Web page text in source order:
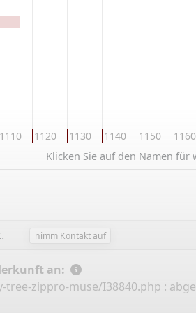
1110 1120 1130 1140 1150 1160
Klicken Sie auf den Namen
nimm Kontakt auf
an:
zippro-muse/I38840.php :